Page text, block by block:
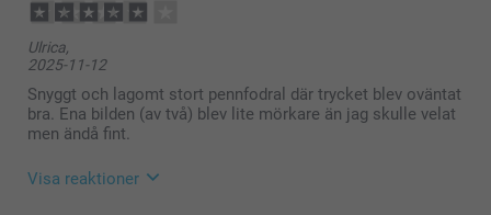
Ulrica,
2025-11-12
Snyggt och lagomt stort pennfodral där trycket blev oväntat
bra. Ena bilden (av två) blev lite mörkare än jag skulle velat
men ändå fint.
Visa reaktioner